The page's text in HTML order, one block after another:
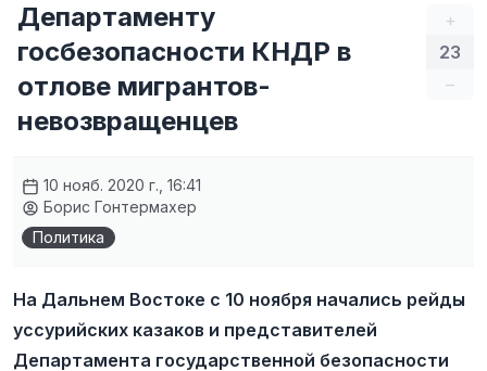
+
23
–
Департаменту
госбезопасности КНДР в
отлове мигрантов-
невозвращенцев
10 нояб. 2020 г., 16:41
Борис Гонтермахер
Политика
На Дальнем Востоке с 10 ноября начались рейды
уссурийских казаков и представителей
Департамента государственной безопасности